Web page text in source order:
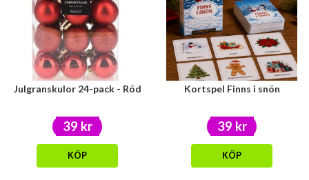
Julgranskulor 24-pack - Röd
39 kr
KÖP
Kortspel Finns i snön
39 kr
KÖP